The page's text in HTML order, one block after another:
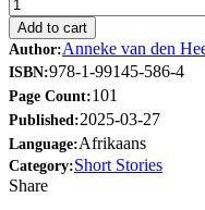
Add to cart
Author:Anneke van den
ISBN:978-1-99145-586-4
Page Count:101
Published:2025-03-27
Language:Afrikaans
Category:Short Stories
Share